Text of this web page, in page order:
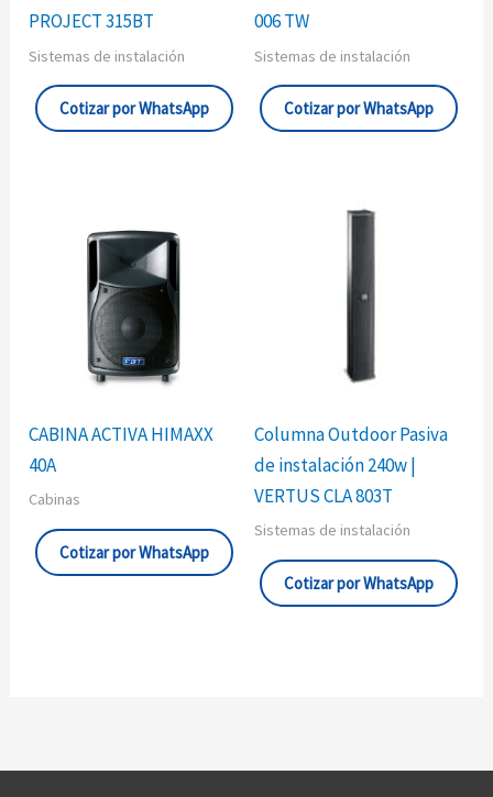
PROJECT 315BT
Sistemas de instalación
Cotizar por WhatsApp
006 TW
Sistemas de instalación
Cotizar por WhatsApp
CABINA ACTIVA HIMAXX
40A
Cabinas
Cotizar por WhatsApp
Columna Outdoor Pasiva
de instalación 240w |
VERTUS CLA 803T
Sistemas de instalación
Cotizar por WhatsApp